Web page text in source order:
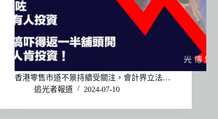
香港零售市道不景持續受關注，會計界立法…
追光者報道
2024-07-10